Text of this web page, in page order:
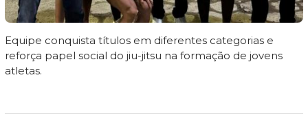
Equipe conquista títulos em diferentes categorias e
reforça papel social do jiu-jitsu na formação de jovens
atletas.